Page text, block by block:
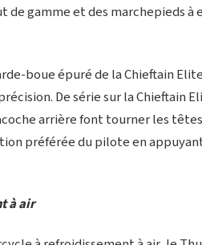
de gamme et des marchepieds à
boue épuré de la Chieftain
De série sur la Chieftain
arrière font tourner les
préférée du pilote en
à air